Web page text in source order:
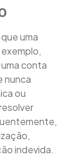
uma
conta
nunca
ou
indevida.